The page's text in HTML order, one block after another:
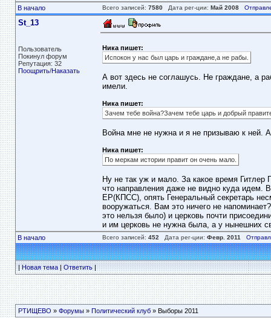
В начало Всего записей: 7580Дата рег-ции: Май 2008
St_13
Пользователь
Покинул форум
Репутация: 32
Поощрить/Наказать
Ника пишет:
Испокон у нас был царь и граждане,а не рабы.
А вот здесь не соглашусь. Не граждане, а
имели.
Ника пишет:
Зачем тебе война?Зачем тебе царь и добрый
Война мне не нужна и я не призываю к ней.
Ника пишет:
По меркам истории правит он очень мало.
Ну не так уж и мало. За какое время
что направления даже не видно куда идем.
ЕР(КПСС), опять Генеральный секретарь
вооружаться. Вам это ничего не
это нельзя было) и церковь почти
и им церковь не нужна была, а у нынешних
В начало Всего записей: 452 Дата рег-ции: Февр. 2011
|Новая тема|Ответить|
РТИЩЕВО » Форумы» Политический клуб» Выборы 2011